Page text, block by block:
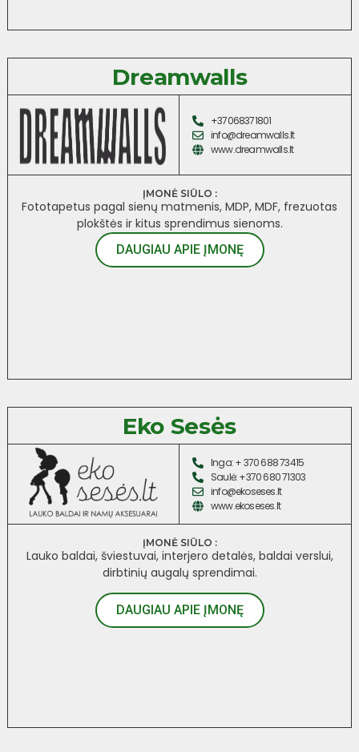
Dreamwalls
+37068371801
info@dreamwalls.lt
www.dreamwalls.lt
ĮMONĖ SIŪLO :
Fototapetus pagal sienų matmenis, MDP, MDF, frezuotas
plokštės ir kitus sprendimus sienoms.
DAUGIAU APIE ĮMONĘ
Eko Sesės
Inga: + 370 688 73415
Saulė: +370 680 71303
info@ekoseses.lt
www.ekoseses.lt
ĮMONĖ SIŪLO :
Lauko baldai, šviestuvai, interjero detalės, baldai verslui,
dirbtinių augalų sprendimai.
DAUGIAU APIE ĮMONĘ